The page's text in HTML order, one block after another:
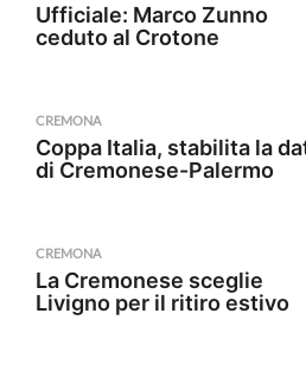
Ufficiale: Marco Zunno
ceduto al Crotone
CREMONA
Coppa Italia, stabilita la
di Cremonese-Palermo
CREMONA
La Cremonese sceglie
Livigno per il ritiro estivo